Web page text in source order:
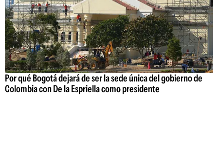
Por qué Bogotá dejará de ser la sede única del gobierno de
Colombia con De la Espriella como presidente